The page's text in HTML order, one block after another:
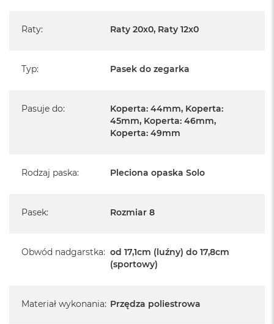
o
k
4
c
o
k
M
Raty: Raty 20x0, Raty 12x0
Typ: Pasek do zegarka
Pasuje do:
Koperta: 44mm, Koperta:
45mm, Koperta: 46mm,
Koperta: 49mm
Rodzaj paska: Pleciona opaska Solo
Pasek: Rozmiar 8
Obwód nadgarstka: od 17,1cm (luźny) do 17,8cm
(sportowy)
Materiał wykonania: Przędza poliestrowa